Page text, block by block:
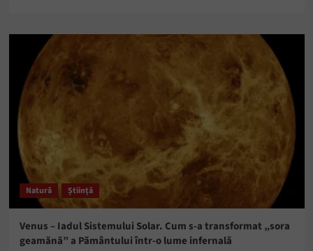
Natură Știință
Venus – Iadul Sistemului Solar. Cum s-a transformat „sora
geamănă” a Pământului într-o lume infernală